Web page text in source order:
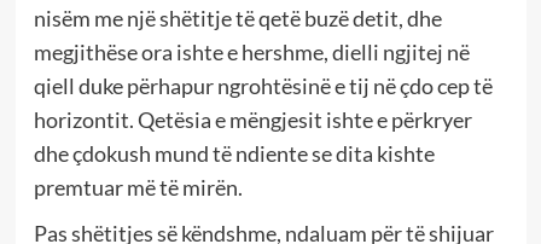
nisëm me një shëtitje të qetë buzë detit, dhe
megjithëse ora ishte e hershme, dielli ngjitej në
qiell duke përhapur ngrohtësinë e tij në çdo cep të
horizontit. Qetësia e mëngjesit ishte e përkryer
dhe çdokush mund të ndiente se dita kishte
premtuar më të mirën.
Pas shëtitjes së këndshme, ndaluam për të shijuar